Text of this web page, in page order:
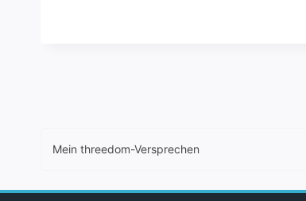
Mein threedom-Versprechen